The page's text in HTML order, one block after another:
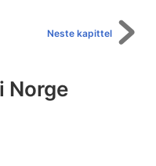
o
Neste kapittel
Norge